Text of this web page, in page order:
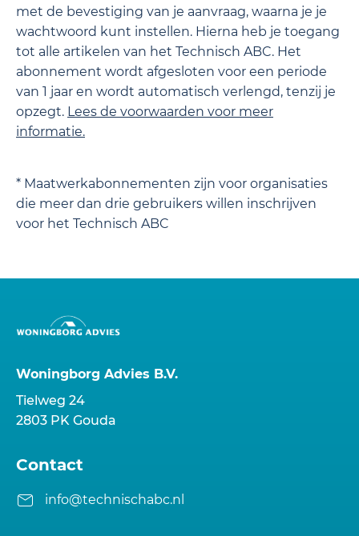
met de bevestiging van je aanvraag, waarna je je
wachtwoord kunt instellen. Hierna heb je toegang
tot alle artikelen van het Technisch ABC. Het
abonnement wordt afgesloten voor een periode
van 1 jaar en wordt automatisch verlengd, tenzij je
opzegt. Lees de voorwaarden voor meer
informatie.
* Maatwerkabonnementen zijn voor organisaties
die meer dan drie gebruikers willen inschrijven
voor het Technisch ABC
Woningborg Advies B.V.
Tielweg 24
2803 PK Gouda
Contact
info@technischabc.nl